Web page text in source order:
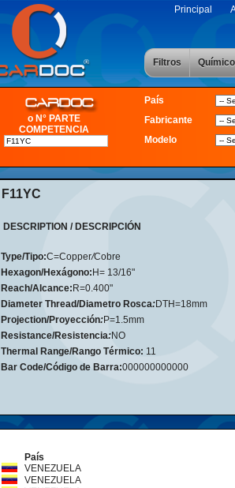
Principal
Filtros
o N° PARTE
COMPETENCIA
País
Fabricante
Modelo
F11YC
DESCRIPTION / DESCRIPCIÓN
Type/Tipo:C=Copper/Cobre
Hexagon/Hexágono: H= 13/16"
Reach/Alcance: R=0.400"
Diameter Thread/Diametro Rosca:DTH=18mm
Projection/Proyección:P=1.5mm
Resistance/Resistencia:NO
Thermal Range/Rango Térmico: 11
Bar Code/Código de Barra:000000000000
País
VENEZUELA
VENEZUELA